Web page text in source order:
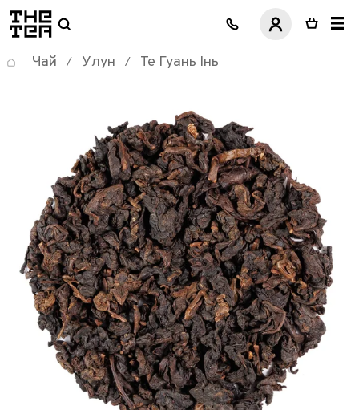
логотип
Чай / Улун / Те Гуань Інь